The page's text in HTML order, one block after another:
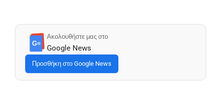
G≡
Ακολουθήστε μας στο
Google News
Προσθήκη στο Google News